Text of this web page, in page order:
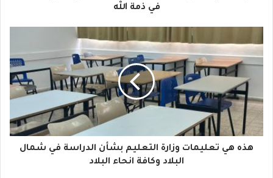
إ
ل
ك
ر
و
في ذمة الله
هذه هي تعليمات وزارة التعليم بشأن الدراسة في شمال
البلاد وكافة انحاء البلاد